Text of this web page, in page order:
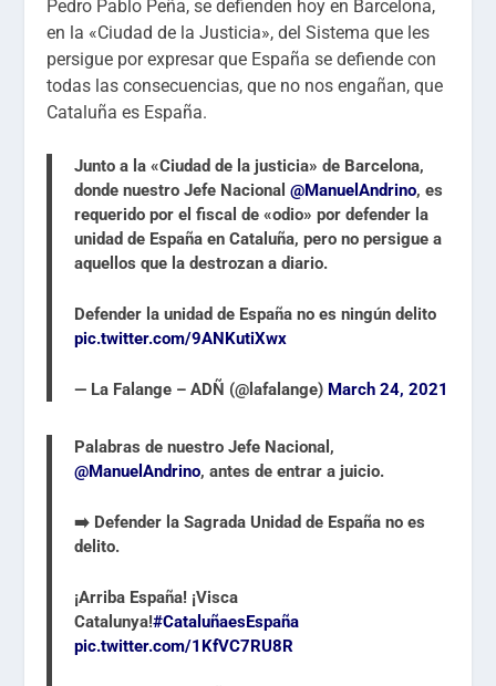
Pedro Pablo Peña, se defienden hoy en Barcelona,
en la «Ciudad de la Justicia», del Sistema que les
persigue por expresar que España se defiende con
todas las consecuencias, que no nos engañan, que
Cataluña es España.
Junto a la «Ciudad de la justicia» de Barcelona,
donde nuestro Jefe Nacional@ManuelAndrino, es
requerido por el fiscal de «odio» por defender la
unidad de España en Cataluña, pero no persigue a
aquellos que la destrozan a diario.
Defender la unidad de España no es ningún delito
pic.twitter.com/9ANKutiXwx
— La Falange – ADÑ (@lafalange) March 24, 2021
Palabras de nuestro Jefe Nacional,
@ManuelAndrino, antes de entrar a juicio.
➡️ Defender la Sagrada Unidad de España no es
delito.
¡Arriba España! ¡Visca
Catalunya!#CataluñaesEspaña
pic.twitter.com/1KfVC7RU8R